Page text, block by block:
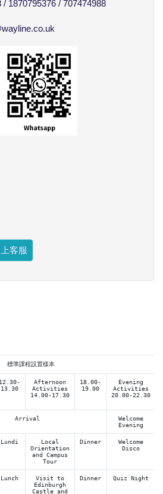
/ 1870795376 / 707474988
客服
標準課程設置樣本
12.30-
13.30
Afternoon
Activities
14.00-17.30
18.00-
19.00
Evening
Activities
20.00-22.30
Arrival
Welcome
Evening
Lundi
Local
Orientation
and Campus
Tour
Dinner
Welcome
Disco
Lunch
Visit to
Edinburgh
Castle and
Dinner Quiz Night